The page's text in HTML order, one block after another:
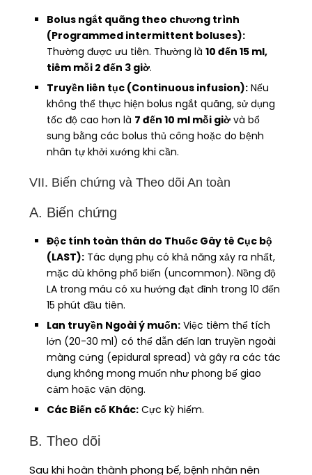
Bolus ngắt quãng theo chương trình
(Programmed intermittent boluses):
Thường được ưu tiên. Thường là 10 đến 15 ml,
tiêm mỗi 2 đến 3 giờ.
Truyền liên tục (Continuous infusion): Nếu
không thể thực hiện bolus ngắt quãng, sử dụng
tốc độ cao hơn là 7 đến 10 ml mỗi giờ và bổ
sung bằng các bolus thủ công hoặc do bệnh
nhân tự khởi xướng khi cần.
VII. Biến chứng và Theo dõi An toàn
A. Biến chứng
Độc tính toàn thân do Thuốc Gây tê Cục bộ
(LAST): Tác dụng phụ có khả năng xảy ra nhất,
mặc dù không phổ biến (uncommon). Nồng độ
LA trong máu có xu hướng đạt đỉnh trong 10 đến
15 phút đầu tiên.
Lan truyền Ngoài ý muốn: Việc tiêm thể tích
lớn (20-30 ml) có thể dẫn đến lan truyền ngoài
màng cứng (epidural spread) và gây ra các tác
dụng không mong muốn như phong bế giao
cảm hoặc vận động.
Các Biến cố Khác: Cực kỳ hiếm.
B. Theo dõi
Sau khi hoàn thành phong bế, bệnh nhân nên